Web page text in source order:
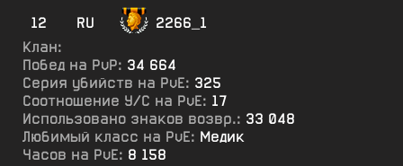
12
RU
2266_1
Клан:
Побед на PvP: 34 664
Серия убийств на PvE: 325
Соотношение У/С на PvE: 17
Использовано знаков возвр.: 33 048
Любимый класс на PvE: Медик
Часов на PvE: 8 158